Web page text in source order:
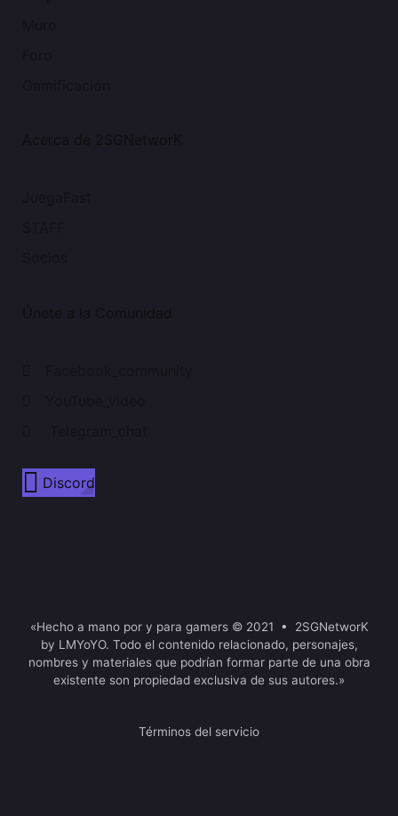
Discord
«Hecho a mano por y para gamers © 2021 • 2SGNetworK
by LMYoYO. Todo el contenido relacionado, personajes,
nombres y materiales que podrían formar parte de una obra
existente son propiedad exclusiva de sus autores.»
Términos del servicio